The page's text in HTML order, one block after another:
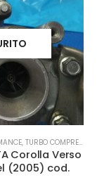
, TURBO COMPRESSORE- TURBINA
Corolla Verso
(2005) cod.